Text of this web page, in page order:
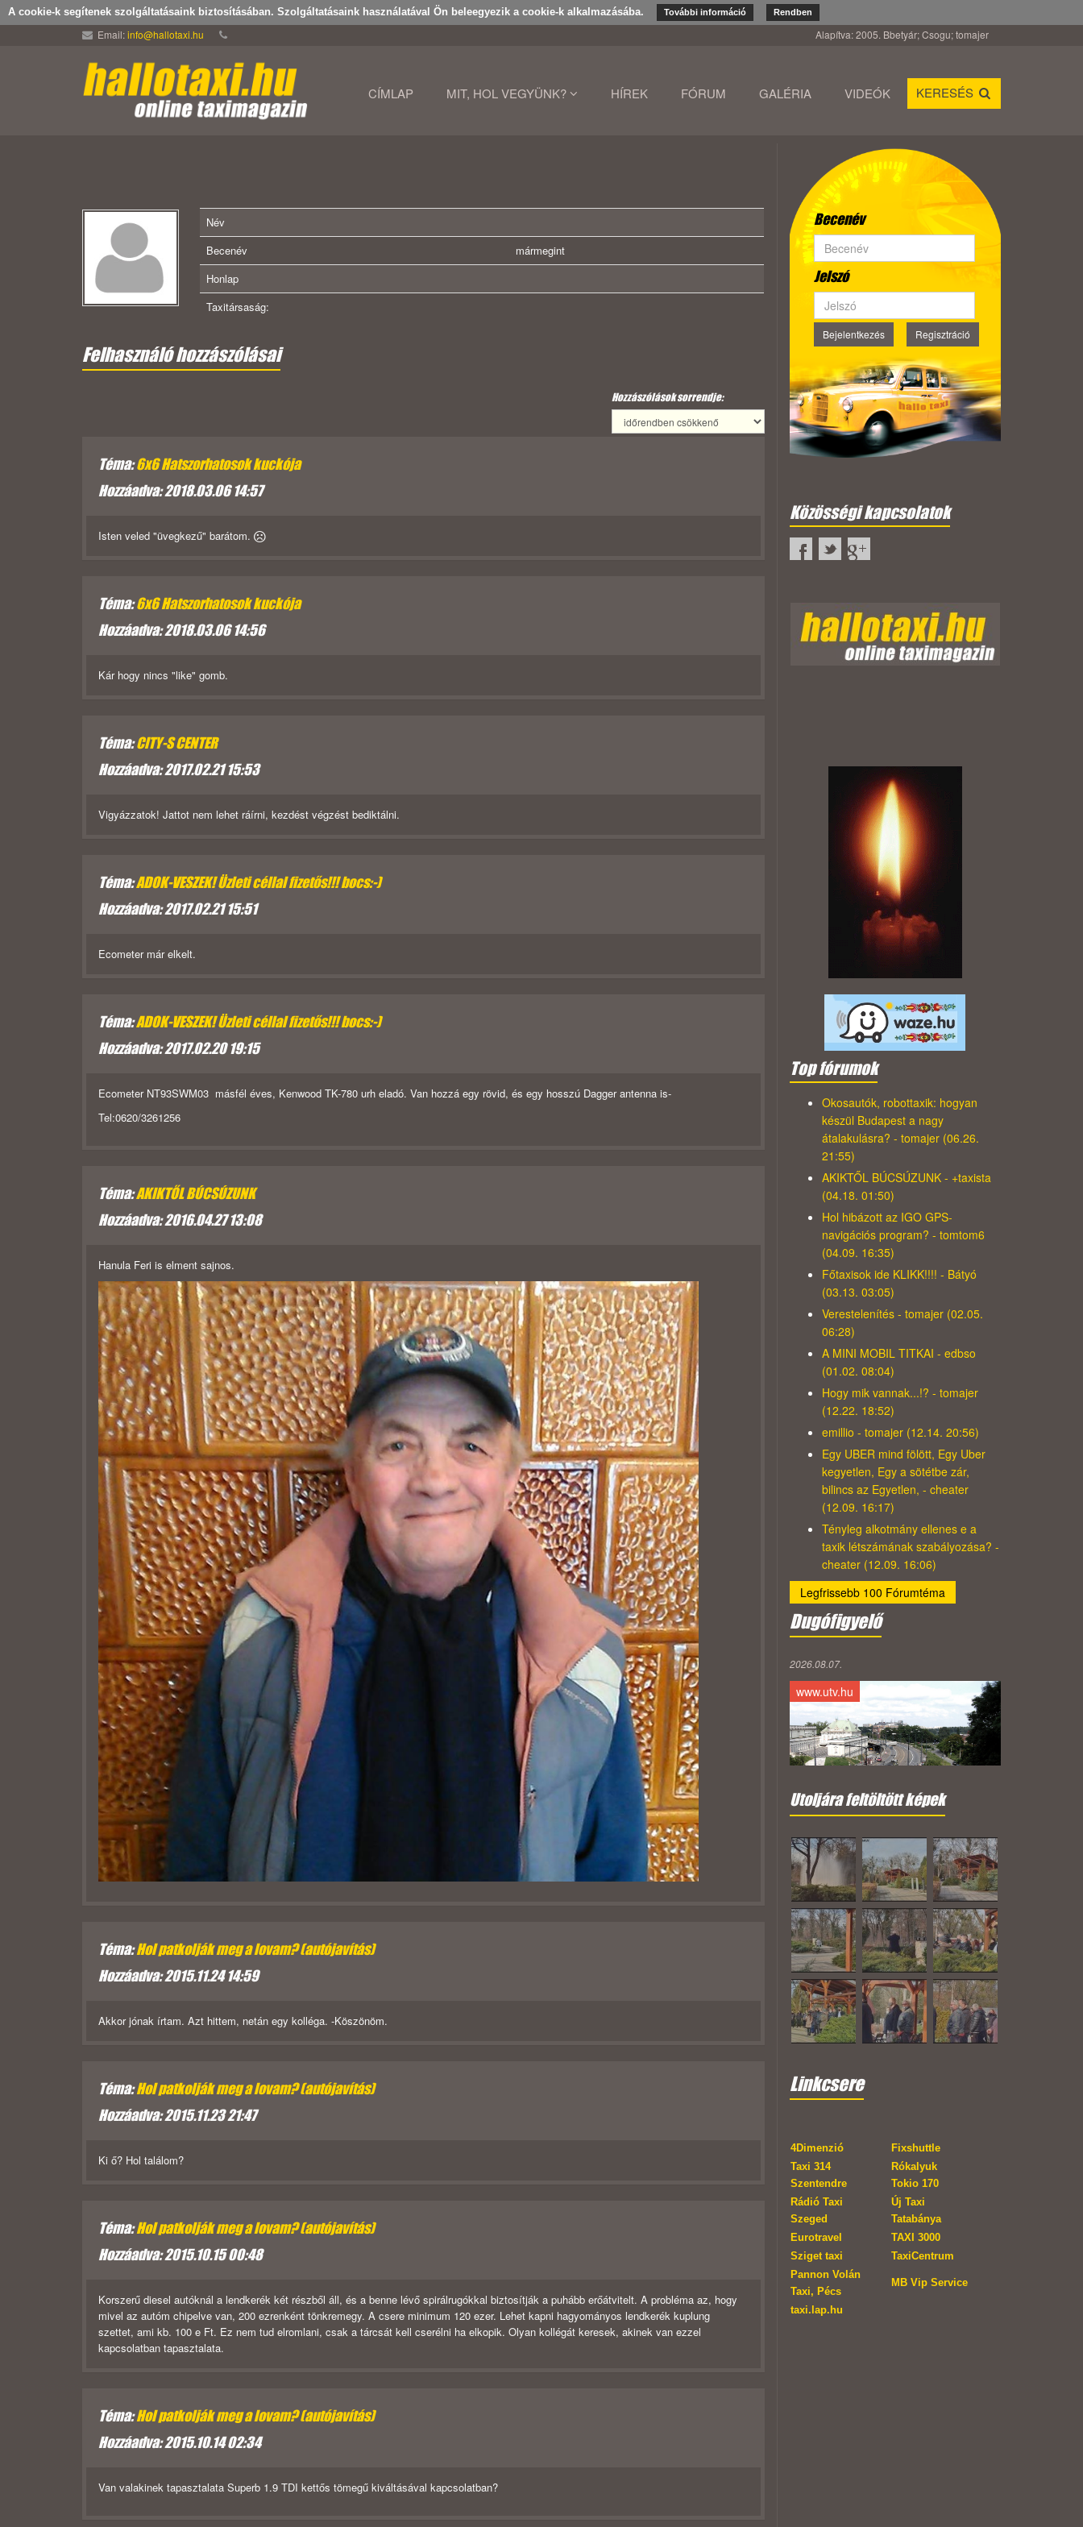
A cookie-k segítenek szolgáltatásaink biztosításában. Szolgáltatásaink használatával Ön beleegyezik a cookie-k alkalmazásába. További információ Rendben
Email:info@hallotaxi.hu Alapítva: 2005. Bbetyár; Csogu; tomajer
CÍMLAP MIT, HOL VEGYÜNK? HÍREK FÓRUM GALÉRIA VIDEÓK KERESÉS
Név
Becenév
mármegint
Honlap
Taxitársaság:
Felhasználó hozzászólásai
Hozzászólások sorrendje:
Téma:6x6 Hatszorhatosok kuckója
Hozzáadva: 2018.03.06 14:57
Isten veled "üvegkezű" barátom.
Téma:6x6 Hatszorhatosok kuckója
Hozzáadva: 2018.03.06 14:56
Kár hogy nincs "like" gomb.
Téma:CITY-S CENTER
Hozzáadva: 2017.02.21 15:53
Vigyázzatok! Jattot nem lehet ráírni, kezdést végzést bediktálni.
Téma:ADOK-VESZEK! Üzleti céllal fizetős!!! bocs:-)
Hozzáadva: 2017.02.21 15:51
Ecometer már elkelt.
Téma:ADOK-VESZEK! Üzleti céllal fizetős!!! bocs:-)
Hozzáadva: 2017.02.20 19:15
Ecometer NT93SWM03 másfél éves, Kenwood TK-780 urh eladó. Van hozzá egy rövid, és egy hosszú Dagger antenna is-
Tel:0620/3261256
Téma:AKIKTŐL BÚCSÚZUNK
Hozzáadva: 2016.04.27 13:08
Hanula Feri is elment sajnos.
Téma:Hol patkolják meg a lovam? (autójavítás)
Hozzáadva: 2015.11.24 14:59
Akkor jónak írtam. Azt hittem, netán egy kolléga. -Köszönöm.
Téma:Hol patkolják meg a lovam? (autójavítás)
Hozzáadva: 2015.11.23 21:47
Ki ő? Hol találom?
Téma:Hol patkolják meg a lovam? (autójavítás)
Hozzáadva: 2015.10.15 00:48
Korszerű diesel autóknál a lendkerék két részből áll, és a benne lévő spirálrugókkal biztosítják a puhább erőátvitelt. A probléma az, hogy
mivel az autóm chipelve van, 200 ezrenként tönkremegy. A csere minimum 120 ezer. Lehet kapni hagyományos lendkerék kuplung
szettet, ami kb. 100 e Ft. Ez nem tud elromlani, csak a tárcsát kell cserélni ha elkopik. Olyan kollégát keresek, akinek van ezzel
kapcsolatban tapasztalata.
Téma:Hol patkolják meg a lovam? (autójavítás)
Hozzáadva: 2015.10.14 02:34
Van valakinek tapasztalata Superb 1.9 TDI kettős tömegű kiváltásával kapcsolatban?
Becenév
Jelszó
Bejelentkezés Regisztráció
Közösségi kapcsolatok
Top fórumok
Okosautók, robottaxik: hogyan
készül Budapest a nagy
átalakulásra? - tomajer (06.26.
21:55)
AKIKTŐL BÚCSÚZUNK - +taxista
(04.18. 01:50)
Hol hibázott az IGO GPS-
navigációs program? - tomtom6
(04.09. 16:35)
Főtaxisok ide KLIKK!!!! - Bátyó
(03.13. 03:05)
Verestelenítés - tomajer (02.05.
06:28)
A MINI MOBIL TITKAI - edbso
(01.02. 08:04)
Hogy mik vannak...!? - tomajer
(12.22. 18:52)
emillio - tomajer (12.14. 20:56)
Egy UBER mind fölött, Egy Uber
kegyetlen, Egy a sötétbe zár,
bilincs az Egyetlen, - cheater
(12.09. 16:17)
Tényleg alkotmány ellenes e a
taxik létszámának szabályozása? -
cheater (12.09. 16:06)
Legfrissebb 100 Fórumtéma
Dugófigyelő
2026.08.07.
www.utv.hu
Utoljára feltöltött képek
Linkcsere
4Dimenzió
Fixshuttle
Taxi 314
Szentendre
Rókalyuk
Tokio 170
Rádió Taxi
Szeged
Új Taxi
Tatabánya
Eurotravel
TAXI 3000
Sziget taxi
TaxiCentrum
Pannon Volán
Taxi, Pécs
MB Vip Service
taxi.lap.hu